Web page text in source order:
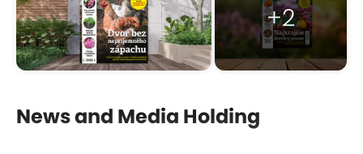
+2
News and Media Holding